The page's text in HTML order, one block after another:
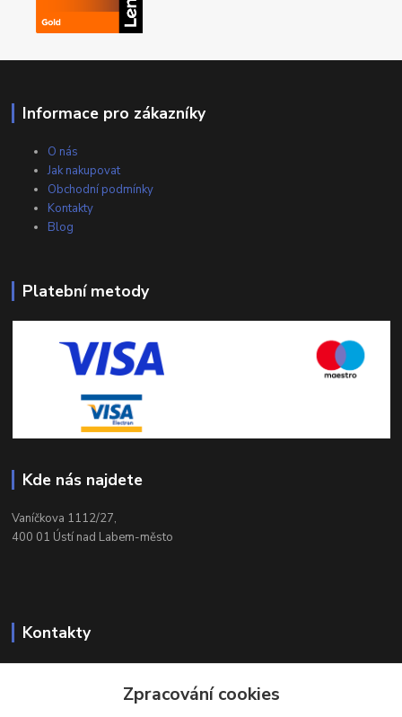
Informace pro zákazníky
O nás
Jak nakupovat
Obchodní podmínky
Kontakty
Blog
Platební metody
Kde nás najdete
Vaníčkova 1112/27,
400 01 Ústí nad Labem-město
Kontakty
Zpracování cookies